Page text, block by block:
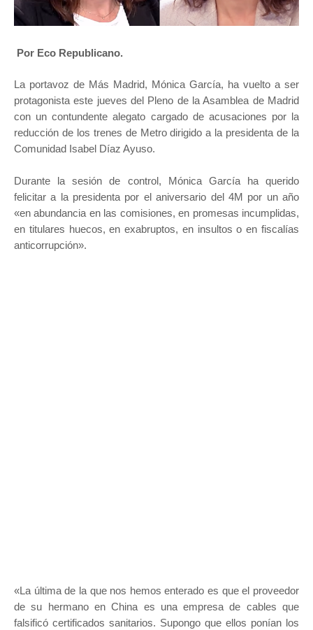
Por Eco Republicano.
La portavoz de Más Madrid, Mónica García, ha vuelto a ser
protagonista este jueves del Pleno de la Asamblea de Madrid
con un contundente alegato cargado de acusaciones por la
reducción de los trenes de Metro dirigido a la presidenta de la
Comunidad Isabel Díaz Ayuso.
Durante la sesión de control, Mónica García ha querido
felicitar a la presidenta por el aniversario del 4M por un año
«en abundancia en las comisiones, en promesas incumplidas,
en titulares huecos, en exabruptos, en insultos o en fiscalías
anticorrupción».
«La última de la que nos hemos enterado es que el proveedor
de su hermano en China es una empresa de cables que
falsificó certificados sanitarios. Supongo que ellos ponían los